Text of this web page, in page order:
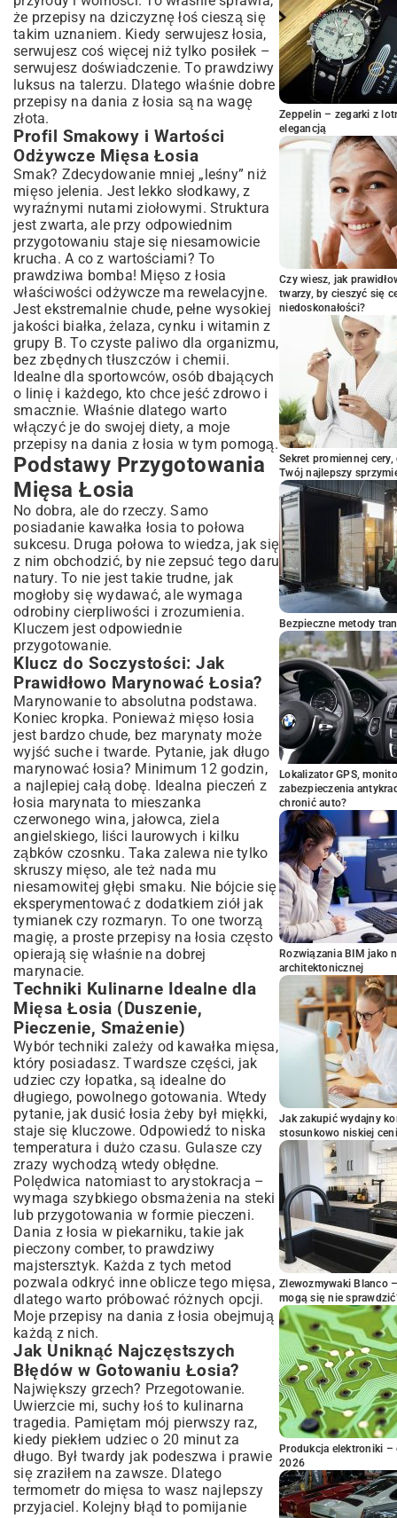
Krok po Kroku
Kreatywne Inspiracje: Łoś w Nowej
Odsłonie
Egzotyczne Szaszłyki z Łosia z Warzywami
Wykwintne Carpaccio z Łosia: Pomysł na
Przystawkę
Burger z Łosia: Zdrowa Alternatywa dla
Tradycyjnych Bestsellerów
Z czym Podawać Mięso Łosia? Idealne
Dodatki i Napoje
Najlepsze Wina do Dań z Łosia
Komponowanie Dodatków: Od Warzyw po
Kasze
Podsumowanie: Opanuj Sztukę
Gotowania Łosia
że przepisy na dziczyznę łoś cieszą się
takim uznaniem. Kiedy serwujesz łosia,
serwujesz coś więcej niż tylko posiłek –
serwujesz doświadczenie. To prawdziwy
luksus na talerzu. Dlatego właśnie dobre
przepisy na dania z łosia są na wagę
złota.
Profil Smakowy i Wartości
Odżywcze Mięsa Łosia
Smak? Zdecydowanie mniej „leśny” niż
mięso jelenia. Jest lekko słodkawy, z
wyraźnymi nutami ziołowymi. Struktura
jest zwarta, ale przy odpowiednim
przygotowaniu staje się niesamowicie
krucha. A co z wartościami? To
prawdziwa bomba! Mięso z łosia
właściwości odżywcze ma rewelacyjne.
Jest ekstremalnie chude, pełne wysokiej
jakości białka, żelaza, cynku i witamin z
grupy B. To czyste paliwo dla organizmu,
bez zbędnych tłuszczów i chemii.
Idealne dla sportowców, osób dbających
o linię i każdego, kto chce jeść zdrowo i
smacznie. Właśnie dlatego warto
włączyć je do swojej diety, a moje
przepisy na dania z łosia w tym pomogą.
Podstawy Przygotowania
Mięsa Łosia
No dobra, ale do rzeczy. Samo
posiadanie kawałka łosia to połowa
sukcesu. Druga połowa to wiedza, jak się
z nim obchodzić, by nie zepsuć tego daru
natury. To nie jest takie trudne, jak
mogłoby się wydawać, ale wymaga
odrobiny cierpliwości i zrozumienia.
Kluczem jest odpowiednie
przygotowanie.
Klucz do Soczystości: Jak
Prawidłowo Marynować Łosia?
Marynowanie to absolutna podstawa.
Koniec kropka. Ponieważ mięso łosia
jest bardzo chude, bez marynaty może
wyjść suche i twarde. Pytanie, jak długo
marynować łosia? Minimum 12 godzin,
a najlepiej całą dobę. Idealna pieczeń z
łosia marynata to mieszanka
czerwonego wina, jałowca, ziela
angielskiego, liści laurowych i kilku
ząbków czosnku. Taka zalewa nie tylko
skruszy mięso, ale też nada mu
niesamowitej głębi smaku. Nie bójcie się
eksperymentować z dodatkiem ziół jak
tymianek czy rozmaryn. To one tworzą
magię, a proste przepisy na łosia często
opierają się właśnie na dobrej
marynacie.
Techniki Kulinarne Idealne dla
Mięsa Łosia (Duszenie,
Pieczenie, Smażenie)
Wybór techniki zależy od kawałka mięsa,
który posiadasz. Twardsze części, jak
udziec czy łopatka, są idealne do
długiego, powolnego gotowania. Wtedy
pytanie, jak dusić łosia żeby był miękki,
staje się kluczowe. Odpowiedź to niska
temperatura i dużo czasu. Gulasze czy
zrazy wychodzą wtedy obłędne.
Polędwica natomiast to arystokracja –
wymaga szybkiego obsmażenia na steki
lub przygotowania w formie pieczeni.
Dania z łosia w piekarniku, takie jak
pieczony comber, to prawdziwy
majstersztyk. Każda z tych metod
pozwala odkryć inne oblicze tego mięsa,
dlatego warto próbować różnych opcji.
Moje przepisy na dania z łosia obejmują
każdą z nich.
Jak Uniknąć Najczęstszych
Błędów w Gotowaniu Łosia?
Największy grzech? Przegotowanie.
Uwierzcie mi, suchy łoś to kulinarna
tragedia. Pamiętam mój pierwszy raz,
kiedy piekłem udziec o 20 minut za
długo. Był twardy jak podeszwa i prawie
się zraziłem na zawsze. Dlatego
termometr do mięsa to wasz najlepszy
przyjaciel. Kolejny błąd to pomijanie
Zeppelin – zegarki z
elegancją
Czy wiesz, jak
twarzy, by cieszyć się
niedoskonałości?
Sekret promiennej
Twój najlepszy
Bezpieczne metody
Lokalizator GPS,
zabezpieczenia
chronić auto?
Rozwiązania BIM jako
architektonicznej
Jak zakupić wydajny
stosunkowo niskiej
Zlewozmywaki Blanco
mogą się nie
Produkcja elektroniki –
2026